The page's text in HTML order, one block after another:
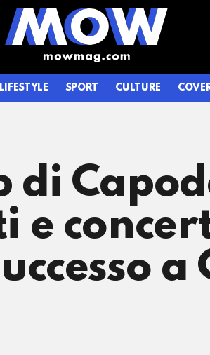
LIFESTYLE SPORT CULTURE
di
e
a